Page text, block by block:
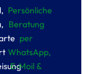
Persönliche
Beratung
per
WhatsApp,
E-Moil &